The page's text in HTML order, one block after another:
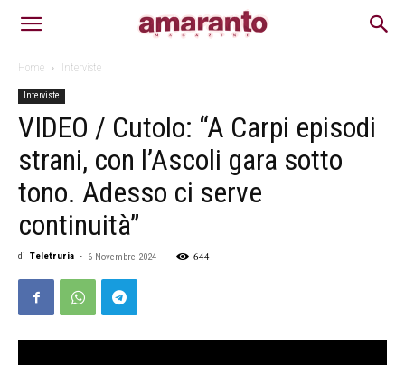
Home Interviste
Interviste
VIDEO / Cutolo: “A Carpi episodi
strani, con l’Ascoli gara sotto
tono. Adesso ci serve
continuità”
di Teletruria - 6 Novembre 2024 644